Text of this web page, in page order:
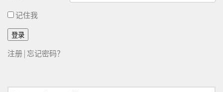
记住我
注册 | 忘记密码？